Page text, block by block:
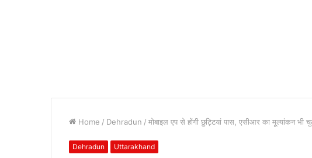
Home / Dehradun / मोबाइल एप से होंगी छुट्टियां पास, एसीआर का मूल्यांकन भी
Dehradun Uttarakhand